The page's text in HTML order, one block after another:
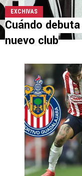
EXCHIVAS
Cuándo
nuevo club